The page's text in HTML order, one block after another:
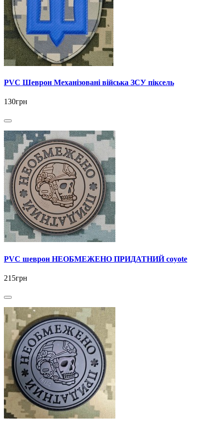
PVC Шеврон Механізовані війська ЗСУ піксель
130грн
PVC шеврон НЕОБМЕЖЕНО ПРИДАТНИЙ coyote
215грн